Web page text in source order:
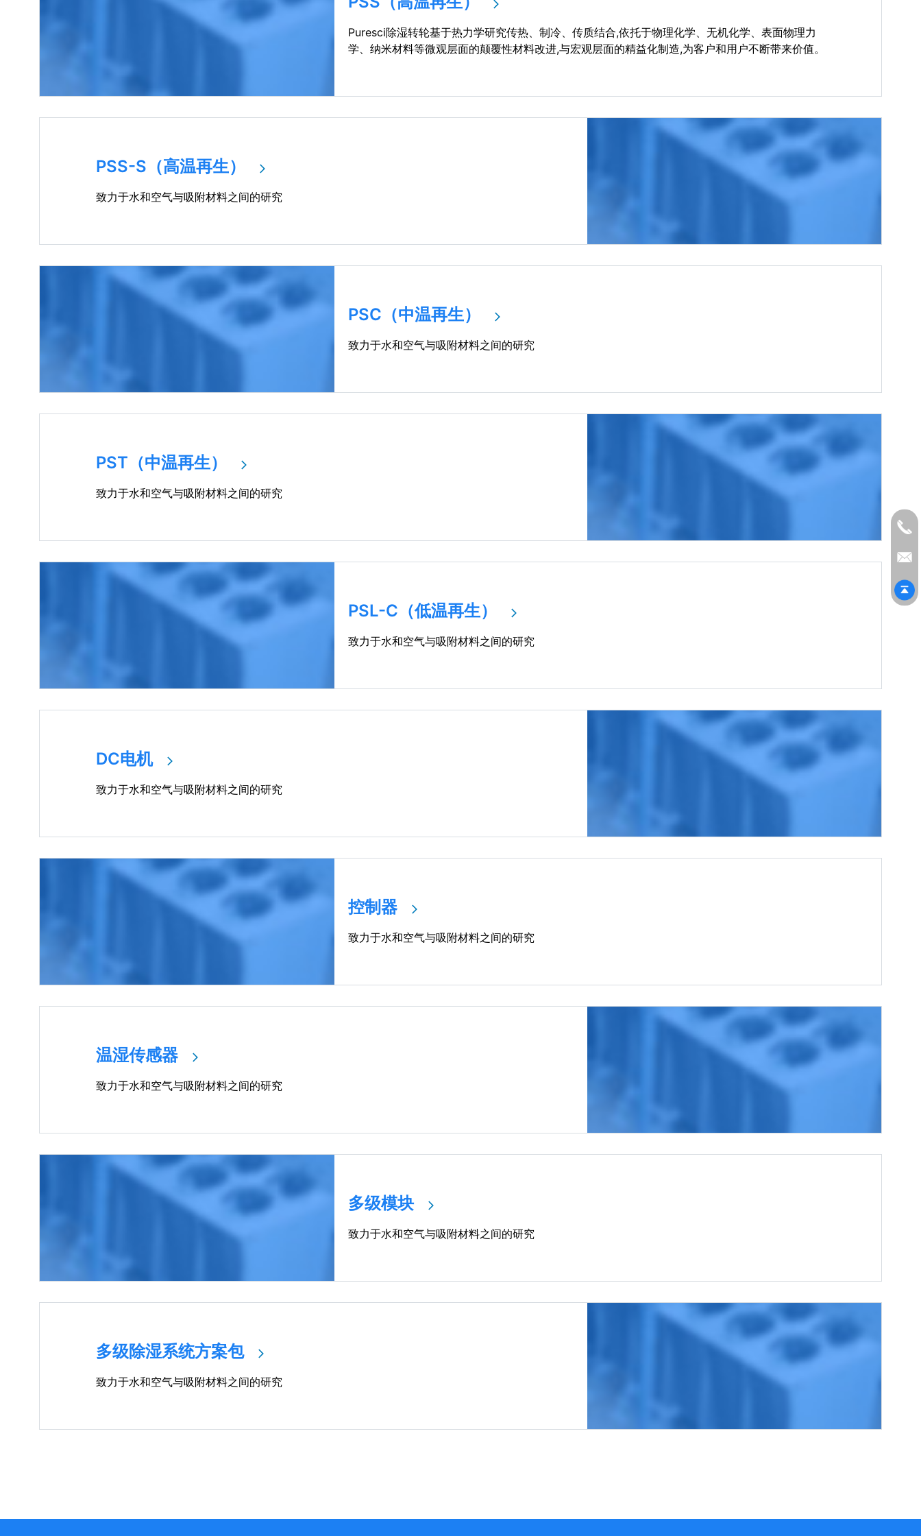
Puresci除湿转轮基于热力学研究传热、制冷、传质结合,依托于物理化学、无机化学、表面物理力
学、纳米材料等微观层面的颠覆性材料改进,与宏观层面的精益化制造,为客户和用户不断带来价值。
PSS-S（高温再生）
致力于水和空气与吸附材料之间的研究
PSC（中温再生）
致力于水和空气与吸附材料之间的研究
PST（中温再生）
致力于水和空气与吸附材料之间的研究
PSL-C（低温再生）
致力于水和空气与吸附材料之间的研究
DC电机
致力于水和空气与吸附材料之间的研究
控制器
致力于水和空气与吸附材料之间的研究
温湿传感器
致力于水和空气与吸附材料之间的研究
多级模块
致力于水和空气与吸附材料之间的研究
多级除湿系统方案包
致力于水和空气与吸附材料之间的研究